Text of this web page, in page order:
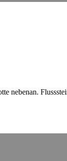
nebenan.